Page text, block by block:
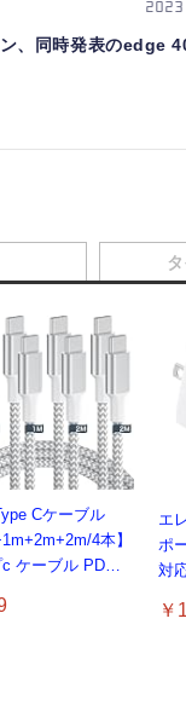
、同時発表のedge
Cケーブル
4本】
ケーブル PD対
線防止 高耐久ナ
エ
ポ
対
ホ
￥